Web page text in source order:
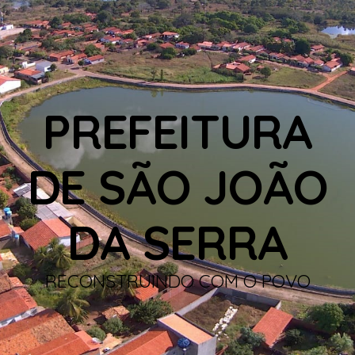
PREFEITURA
DE SÃO JOÃO
DA SERRA
RECONSTRUINDO COM O POVO